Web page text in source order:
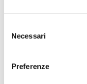
delNecessari
Preferenze
(Associazione
un progetto